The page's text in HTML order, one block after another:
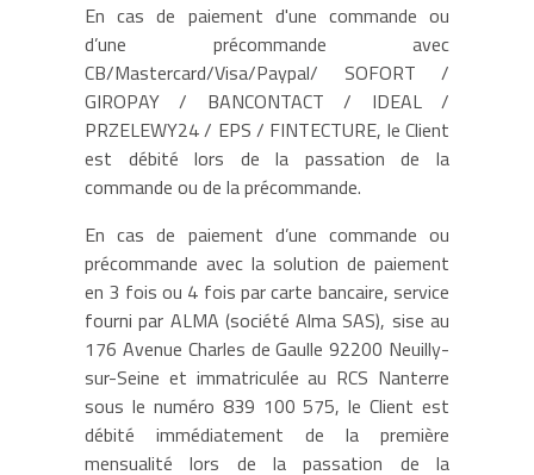
En cas de paiement d'une commande ou
d’une précommande avec
CB/Mastercard/Visa/Paypal/ SOFORT /
GIROPAY / BANCONTACT / IDEAL /
PRZELEWY24 / EPS / FINTECTURE, le Client
est débité lors de la passation de la
commande ou de la précommande.
En cas de paiement d’une commande ou
précommande avec la solution de paiement
en 3 fois ou 4 fois par carte bancaire, service
fourni par ALMA (société Alma SAS), sise au
176 Avenue Charles de Gaulle 92200 Neuilly-
sur-Seine et immatriculée au RCS Nanterre
sous le numéro 839 100 575, le Client est
débité immédiatement de la première
mensualité lors de la passation de la